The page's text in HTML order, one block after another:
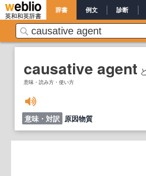
英和和英辞書
辞書 例文 診断
causative agent
意味・読み方・使い方
意味・対訳 原因物質